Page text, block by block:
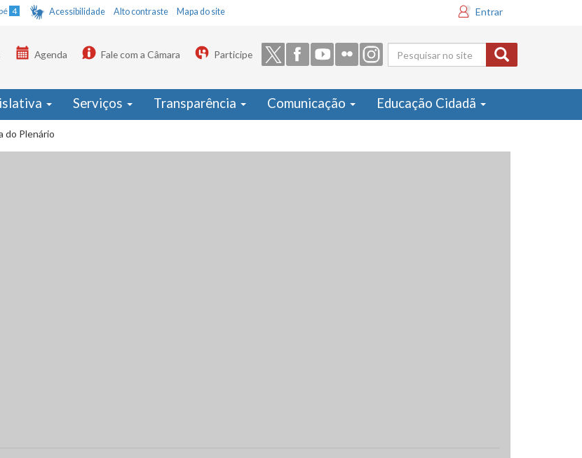
4 Acessibilidade Alto contraste Mapa do site Entrar
Formulário
de busca
Agenda Fale com a Câmara Participe
Serviços Transparência Comunicação Educação Cidadã
do Plenário